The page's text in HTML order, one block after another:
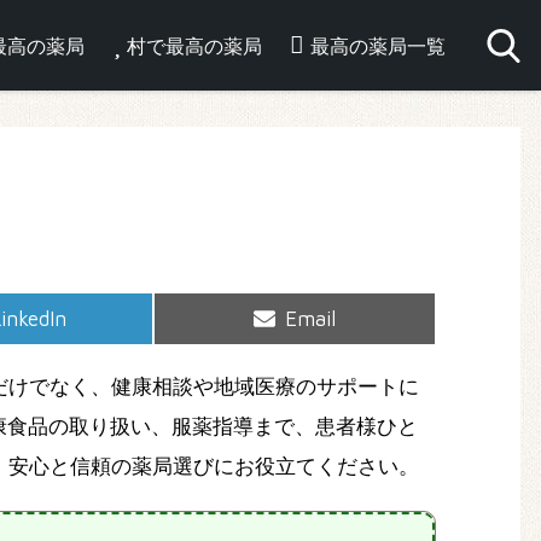
高の薬局 村で最高の薬局 最高の薬局一覧
Share
Email
でなく、健康相談や地域医療のサポートに
品の取り扱い、服薬指導まで、患者様ひと
心と信頼の薬局選びにお役立てください。